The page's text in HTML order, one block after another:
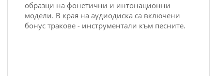
образци на фонетични и интонационни
модели. В края на аудиодиска са включени
бонус тракове - инструментали към песните.